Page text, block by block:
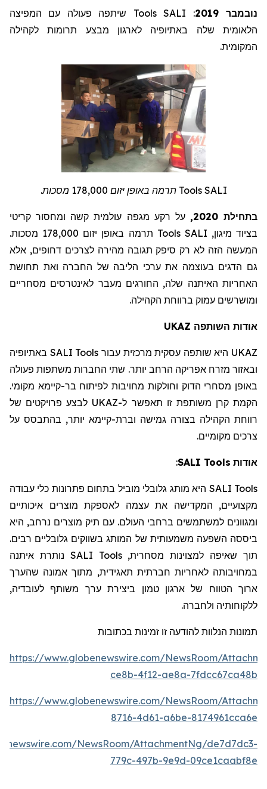
נובמבר 2019 : SALI
Tools שיתפה פעולה עם המפיצה
הלאומית שלה באתיופיה לארגון מבצע תרומות לקהילה
המקומית.
SALI
Tools תרמה באופן יזום 178,000 מסכות.
בתחילת 2020,
על רקע מגפה עולמית קשה ומחסור קריטי
בציוד מיגון, SALI
Tools
תרמה באופן יזום 178,000 מסכות.
המעשה הזה לא רק סיפק תגובה מהירה לצרכים דחופים, אלא
גם הדגים בעוצמה את ערכי הליבה של החברה ואת תחושת
האחריות האיתנה שלה, החורגים מעבר לאינטרסים מסחריים
ומושרשים עמוק ברווחת הקהילה.
אודות השותפה
UKAZ היא שותפה עסקית מרכזית עבור SALI Tools באתיופיה
ובאזור מזרח אפריקה הרחב יותר. שתי החברות משתפות פעולה
באופן מסחרי הדוק וחולקות מחויבות לפיתוח בר-קיימא מקומי.
הקמת קרן משותפת זו תאפשר ל-UKAZ לבצע פרויקטים של
רווחת הקהילה בצורה גמישה וברת-קיימא יותר, בהתבסס על
צרכים מקומיים.
אודות SALI Tools
:
SALI Tools היאמותג גלובלי מוביל בתחום פתרונות כלי עבודה
מקצועיים, המקדישה את עצמה לאספקת מוצרים איכותיים
ומגוונים למשתמשים ברחבי העולם. עם תיק מוצרים נרחב, היא
ביססה השפעה משמעותית של המותג בשווקים גלובליים רבים.
תוך שאיפה למצוינות מסחרית,SALI Tools נותרת איתנה
במחויבותה לאחריות חברתית תאגידית, מתוך אמונה שהערך
ארוך הטווח של ארגון טמון ביצירת ערך משותף לעובדיה,
ללקוחותיה ולחברה.
תמונות הנלוות להודעה זו זמינות בכתובות
https://www.globenewswire.com/NewsRoom/
ce8b-4f12-ae8a-7fdcc67ca48b
https://www.globenewswire.com/NewsRoom/
8716-4d61-a6be-8174961cca6e
NewsRoom/AttachmentNg/de7d7dc3-
779c-497b-9e9d-09ce1caabf8e